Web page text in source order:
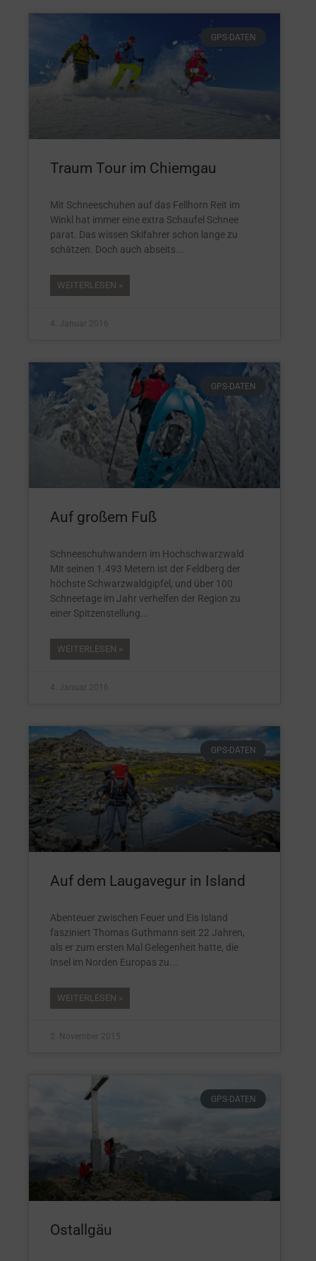
GPS-DATEN
Traum Tour im Chiemgau
Mit Schneeschuhen auf das Fellhorn Reit im
Winkl hat immer eine extra Schaufel Schnee
parat. Das wissen Skifahrer schon lange zu
schätzen. Doch auch abseits
WEITERLESEN »
4. Januar 2016
GPS-DATEN
Auf großem Fuß
Schneeschuhwandern im Hochschwarzwald
Mit seinen 1.493 Metern ist der Feldberg der
höchste Schwarzwaldgipfel, und über 100
Schneetage im Jahr verhelfen der Region zu
einer Spitzenstellung
WEITERLESEN »
4. Januar 2016
GPS-DATEN
Auf dem Laugavegur in Island
Abenteuer zwischen Feuer und Eis Island
fasziniert Thomas Guthmann seit 22 Jahren,
als er zum ersten Mal Gelegenheit hatte, die
Insel im Norden Europas zu
WEITERLESEN »
2. November 2015
GPS-DATEN
Ostallgäu